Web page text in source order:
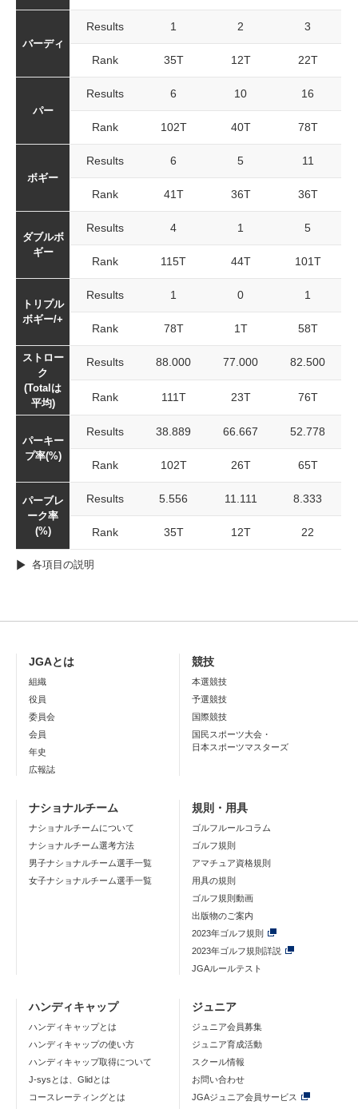
バーディ
Results 1 2 3
Rank 35T 12T 22T
パー
Results 6 10 16
Rank 102T 40T 78T
ボギー
Results 6 5 11
Rank 41T 36T 36T
ダブルボ
ギー
Results 4 1 5
Rank 115T 44T 101T
トリプル
ボギー/+
Results 1 0 1
Rank 78T 1T 58T
ストロー
ク
(Totalは
平均)
Results 88.000 77.000 82.500
Rank 111T 23T 76T
パーキー
プ率(%)
Results 38.889 66.667 52.778
Rank 102T 26T 65T
パーブレ
ーク率
(%)
Results 5.556 11.111 8.333
Rank 35T 12T 22
各項目の説明
JGAとは
組織
役員
委員会
会員
年史
広報誌
競技
本選競技
予選競技
国際競技
国民スポーツ大会・
日本スポーツマスターズ
ナショナルチーム
ナショナルチームについて
ナショナルチーム選考方法
男子ナショナルチーム選手一覧
女子ナショナルチーム選手一覧
規則・用具
ゴルフルールコラム
ゴルフ規則
アマチュア資格規則
用具の規則
ゴルフ規則動画
出版物のご案内
2023年ゴルフ規則
2023年ゴルフ規則詳説
JGAルールテスト
ハンディキャップ
ハンディキャップとは
ハンディキャップの使い方
ハンディキャップ取得について
J-sysとは、Glidとは
コースレーティングとは
ジュニア
ジュニア会員募集
ジュニア育成活動
スクール情報
お問い合わせ
JGAジュニア会員サービス